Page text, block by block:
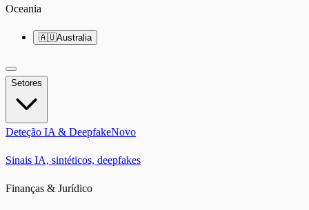
Oceania
🇦🇺Australia
Setores
Deteção IA & DeepfakeNovo
Sinais IA, sintéticos, deepfakes
Finanças & Jurídico